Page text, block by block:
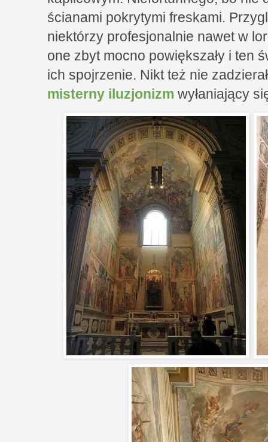
ścianami pokrytymi freskami.
niektórzy profesjonalnie nawet w
one zbyt mocno powiększały i ten
ich spojrzenie. Nikt też nie
misterny iluzjonizm wyłaniający